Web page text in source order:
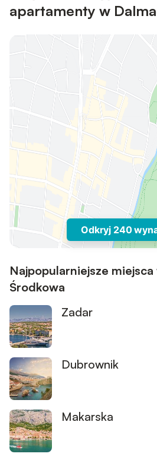
apartamenty w
Odkryj 240
Najpopularniejsze miejsca
Środkowa
Zadar
Dubrownik
Makarska